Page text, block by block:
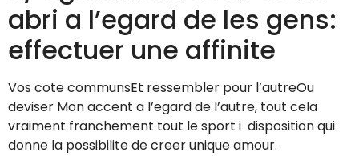
abri a l’egard de les gens:
effectuer une affinite
Vos cote communsEt ressembler pour l’autreOu
deviser Mon accent a l’egard de l’autre, tout cela
vraiment franchement tout le sport i disposition qui
donne la possibilite de creer unique amour.